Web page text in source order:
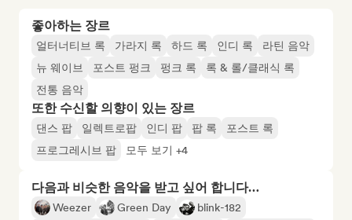
좋아하는 장르
얼터너티브 록 가라지 록 하드 록 인디 록
라틴 음악
뉴 웨이브
포스트 펑크 펑크 록
록 & 롤/클래식 록
전통 음악
또한 수신할 의향이 있는 장르
댄스 팝 일렉트로팝 인디 팝 팝 록
포스트 록
프로그레시브 팝
모두 보기 +4
다음과 비슷한 음악을 받고 싶어 합니다…
Weezer Green Day
blink-182